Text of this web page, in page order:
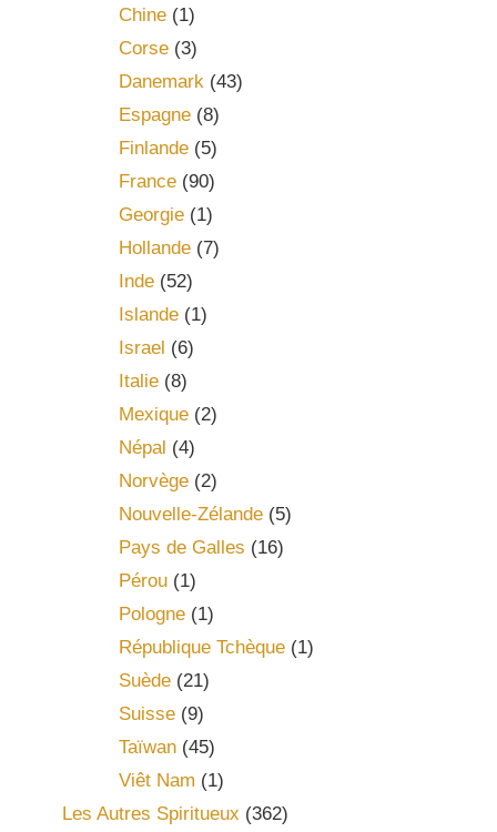
Chine(1)
Corse(3)
Danemark(43)
Espagne(8)
Finlande(5)
France(90)
Georgie(1)
Hollande(7)
Inde(52)
Islande(1)
Israel (6)
Italie(8)
Mexique(2)
Népal (4)
Norvège(2)
Nouvelle-Zélande(5)
Pays de Galles (16)
Pérou(1)
Pologne(1)
République Tchèque(1)
Suède(21)
Suisse(9)
Taïwan(45)
Viêt Nam (1)
Les Autres Spiritueux (362)